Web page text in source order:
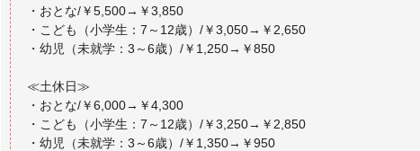
・おとな/￥5,500→￥3,850
・こども（小学生：7～12歳）/￥3,050→￥2,650
・幼児（未就学：3～6歳）/￥1,250→￥850
≪土休日≫
・おとな/￥6,000→￥4,300
・こども（小学生：7～12歳）/￥3,250→￥2,850
・幼児（未就学：3～6歳）/￥1,350→￥950